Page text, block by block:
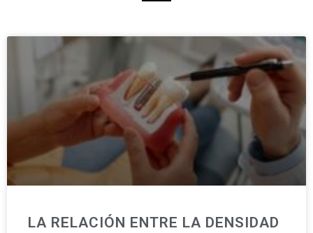
LA RELACIÓN ENTRE LA DENSIDAD